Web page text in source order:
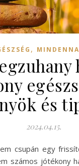
,
és
2024.04.15.
számos jótékony